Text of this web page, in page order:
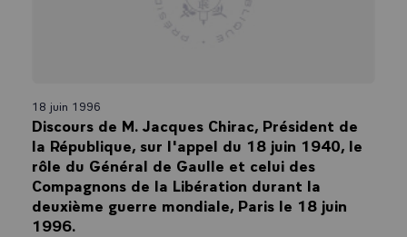
18 juin 1996
Discours de M. Jacques Chirac, Président de
la République, sur l'appel du 18 juin 1940, le
rôle du Général de Gaulle et celui des
Compagnons de la Libération durant la
deuxième guerre mondiale, Paris le 18 juin
1996.